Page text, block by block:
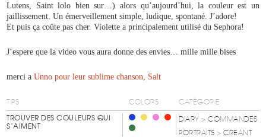
Lutens, Saint lolo bien sur…) alors qu’aujourd’hui, la couleur est un
jaillissement. Un émerveillement simple, ludique, spontané. J’adore!
Et puis ça coûte pas cher. Violette a principalement utilisé du Sephora!
J’espere que la video vous aura donne des envies… mille mille bises
merci aUnno pour leur sublime chanson, Salt
TIPS COLORS CATÉGORIE
TROUVER DES COULEURS QUI
S’AIMENT
DIARY> COMMANDES
PORTRAITS> CREANT